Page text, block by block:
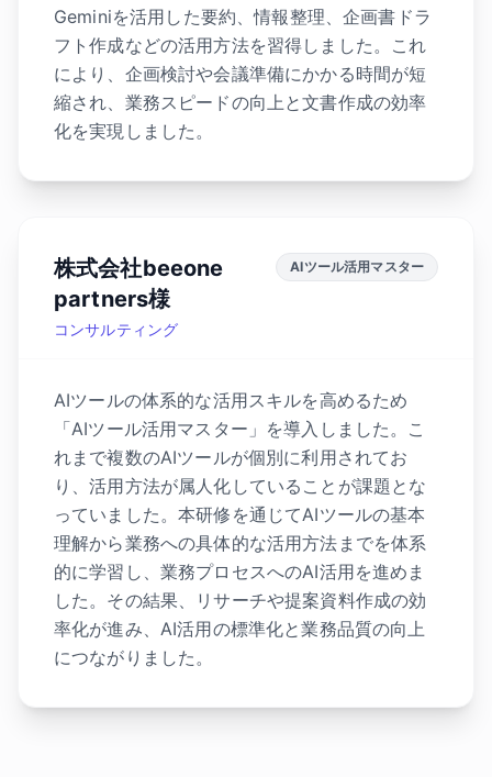
Geminiを活用した要約、情報整理、企画書ドラ
フト作成などの活用方法を習得しました。これ
により、企画検討や会議準備にかかる時間が短
縮され、業務スピードの向上と文書作成の効率
化を実現しました。
株式会社beeone
partners様
コンサルティング
AIツール活用マスター
AIツールの体系的な活用スキルを高めるため
「AIツール活用マスター」を導入しました。こ
れまで複数のAIツールが個別に利用されてお
り、活用方法が属人化していることが課題とな
っていました。本研修を通じてAIツールの基本
理解から業務への具体的な活用方法までを体系
的に学習し、業務プロセスへのAI活用を進めま
した。その結果、リサーチや提案資料作成の効
率化が進み、AI活用の標準化と業務品質の向上
につながりました。